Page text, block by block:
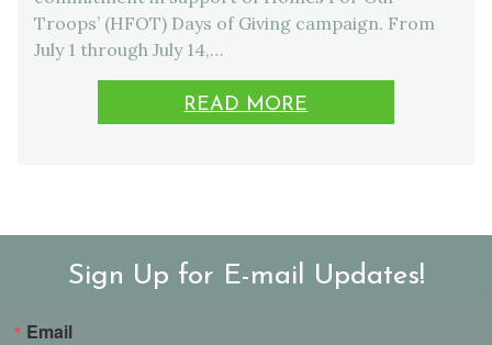
Troops’ (HFOT) Days of Giving campaign. From
July 1 through July 14,…
READ MORE
Sign Up for E-mail Updates!
Email